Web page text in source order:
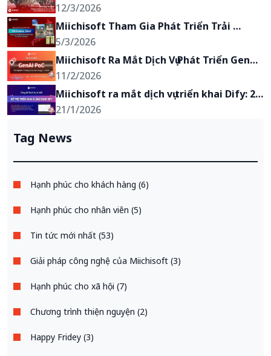
mục tiêu trở thành đối tác chiến lược của
khách hàng
12/3/2026
Miichisoft Tham Gia Phát Triển Trải
Nghiệm AR Du Lịch Anime “Okinawa 2Go!”
tại Okinawa, Nhật Bản
5/3/2026
Miichisoft Ra Mắt Dịch Vụ Phát Triển GenAI
PoC – Biến Ý Tưởng Ứng Dụng GenAI Thành
Hiện Thực Chỉ Trong 2-4 Tuần
11/2/2026
Miichisoft ra mắt dịch vụ triển khai Dify: 2
tuần có chatbot AI, giảm 90% khối lượng
21/1/2026
Tag News
Hạnh phúc cho khách hàng (6)
Hạnh phúc cho nhân viên (5)
Tin tức mới nhất (53)
Giải pháp công nghệ của Miichisoft (3)
Hạnh phúc cho xã hội (7)
Chương trình thiện nguyện (2)
Happy Fridey (3)